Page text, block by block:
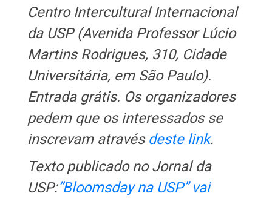
Centro Intercultural Internacional
da USP (Avenida Professor Lúcio
Martins Rodrigues, 310, Cidade
Universitária, em São Paulo).
Entrada grátis. Os organizadores
pedem que os interessados se
inscrevam através deste link.
Texto publicado no Jornal da
USP:“Bloomsday na USP” vai